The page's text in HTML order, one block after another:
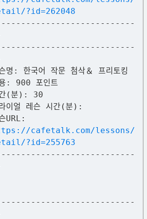
?id=262048
명: 한국어 작문 첨삭＆ 프리토킹
: 900 포인트
(분): 30
이얼 레슨 시간(분):
URL:
cafetalk.com/lessons/
?id=255763